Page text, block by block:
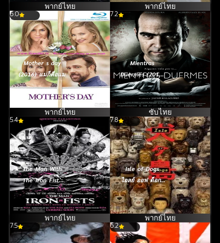
พากย์ไทย พากย์ไทย
6.0
Mother s day
(2016) แม่ก็คือแม่
พากย์ไทย
7.2
Mientras
Duermes (2011)
อำมหิตจิตบงการ
ซับไทย
5.4
The Man With
The Iron Fists
(2012) วีรบุรุษ
หมัดเหล็ก
พากย์ไทย
7.8
Isle of Dogs
ไอลย์ ออฟ ด็อกส์
เกาะเซ็ตซีโร่หมา
(2018)
พากย์ไทย
7.5 6.2